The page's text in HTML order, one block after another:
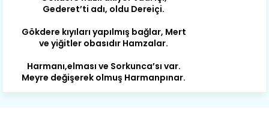
Gökdere kıyıları yapılmış bağlar, Mert
Harmanı,elması ve Sorkunca’sı var.
Büyük yerdir, mahalleleri Aydınlık, Tarih
eserleri şahane Hisarlık.